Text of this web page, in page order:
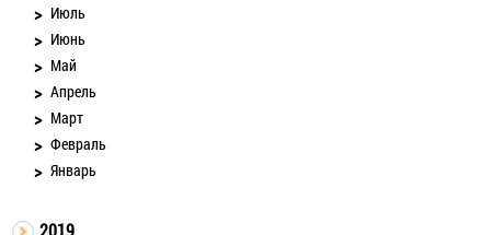
Июль
Июнь
Май
Апрель
Март
Февраль
Январь
2019